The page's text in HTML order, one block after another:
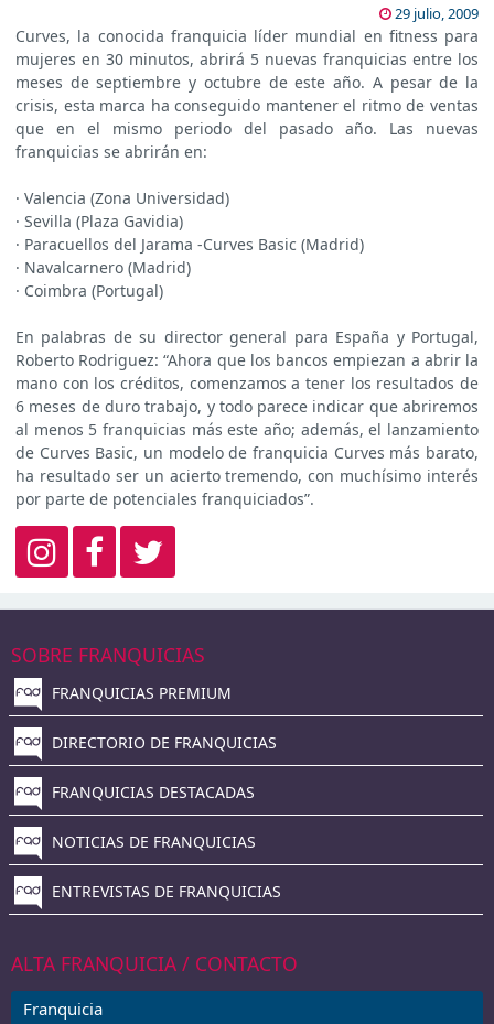
29 julio, 2009
Curves, la conocida franquicia líder mundial en fitness para
mujeres en 30 minutos, abrirá 5 nuevas franquicias entre los
meses de septiembre y octubre de este año. A pesar de la
crisis, esta marca ha conseguido mantener el ritmo de ventas
que en el mismo periodo del pasado año. Las nuevas
franquicias se abrirán en:
· Valencia (Zona Universidad)
· Sevilla (Plaza Gavidia)
· Paracuellos del Jarama -Curves Basic (Madrid)
· Navalcarnero (Madrid)
· Coimbra (Portugal)
En palabras de su director general para España y Portugal,
Roberto Rodriguez: “Ahora que los bancos empiezan a abrir la
mano con los créditos, comenzamos a tener los resultados de
6 meses de duro trabajo, y todo parece indicar que abriremos
al menos 5 franquicias más este año; además, el lanzamiento
de Curves Basic, un modelo de franquicia Curves más barato,
ha resultado ser un acierto tremendo, con muchísimo interés
por parte de potenciales franquiciados”.
SOBRE FRANQUICIAS
FRANQUICIAS PREMIUM
DIRECTORIO DE FRANQUICIAS
FRANQUICIAS DESTACADAS
NOTICIAS DE FRANQUICIAS
ENTREVISTAS DE FRANQUICIAS
ALTA FRANQUICIA / CONTACTO